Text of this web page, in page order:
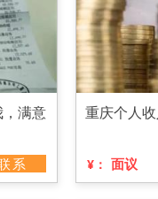
满意
系
重庆个人
¥： 面议